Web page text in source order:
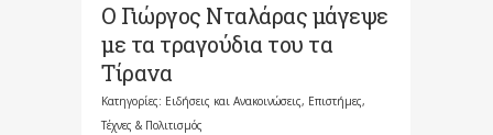
Ο Γιώργος Νταλάρας μάγεψε
με τα τραγούδια του τα
Τίρανα
Κατηγορίες: Ειδήσεις και Ανακοινώσεις, Επιστήμες,
Τέχνες & Πολιτισμός